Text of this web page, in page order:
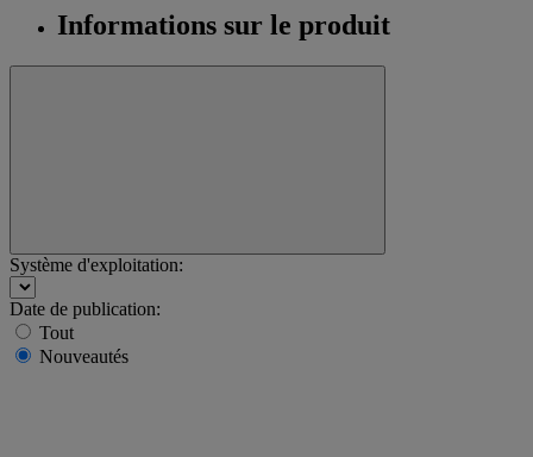
Informations sur le produit
Système d'exploitation:
Date de publication:
Tout
Nouveautés